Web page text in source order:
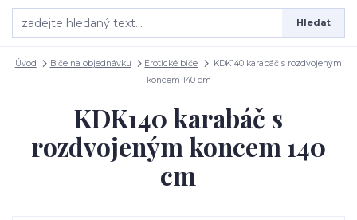
Hledat
Úvod Biče na objednávku Erotické biče
KDK140 karabáč s rozdvojeným
koncem 140 cm
KDK140 karabáč s
rozdvojeným koncem 140
cm